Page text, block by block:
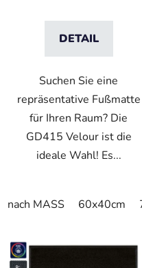
DETAIL
Suchen Sie eine
repräsentative Fußmatte
für Ihren Raum? Die
GD415 Velour ist die
ideale Wahl! Es...
nach MASS 60x40cm